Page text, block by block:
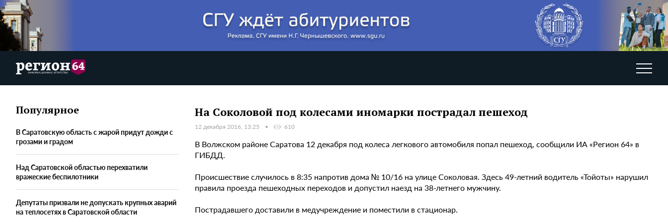
Популярное
В Саратовскую область с жарой придут дожди с
грозами и градом
Над Саратовской областью перехватили
вражеские беспилотники
Депутаты призвали не допускать крупных аварий
на теплосетях в Саратовской области
На Соколовой под колесами иномарки пострадал пешеход
12 декабря 2016, 13:25 610
В Волжском районе Саратова 12 декабря под колеса легкового автомобиля попал пешеход, сообщили ИА «Регион 64» в
ГИБДД.
Происшествие случилось в 8:35 напротив дома № 10/16 на улице Соколовая. Здесь 49-летний водитель «Тойоты» нарушил
правила проезда пешеходных переходов и допустил наезд на 38-летнего мужчину.
Пострадавшего доставили в медучреждение и поместили в стационар.